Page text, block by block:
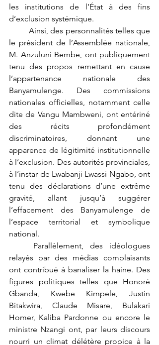
les institutions de l’État à des fins
d’exclusion systémique.
	Ainsi, des personnalités telles que
le président de l’Assemblée nationale,
M. Anzuluni Bembe, ont publiquement
tenu des propos remettant en cause
l’appartenance nationale des
Banyamulenge. Des commissions
nationales officielles, notamment celle
dite de Vangu Mambweni, ont entériné
des récits profondément
discriminatoires, donnant une
apparence de légitimité institutionnelle
à l’exclusion. Des autorités provinciales,
à l’instar de Lwabanji Lwassi Ngabo, ont
tenu des déclarations d’une extrême
gravité, allant jusqu’à suggérer
l’effacement des Banyamulenge de
l’espace territorial et symbolique
national.
relayés par des médias complaisants
ont contribué à banaliser la haine. Des
figures politiques telles que Honoré
Gbanda, Kwebe Kimpele, Justin
Bitakwira, Claude Misare, Bulakari
Homer, Kaliba Pardonne ou encore le
ministre Nzangi ont, par leurs discours
nourri un climat délétère propice à la